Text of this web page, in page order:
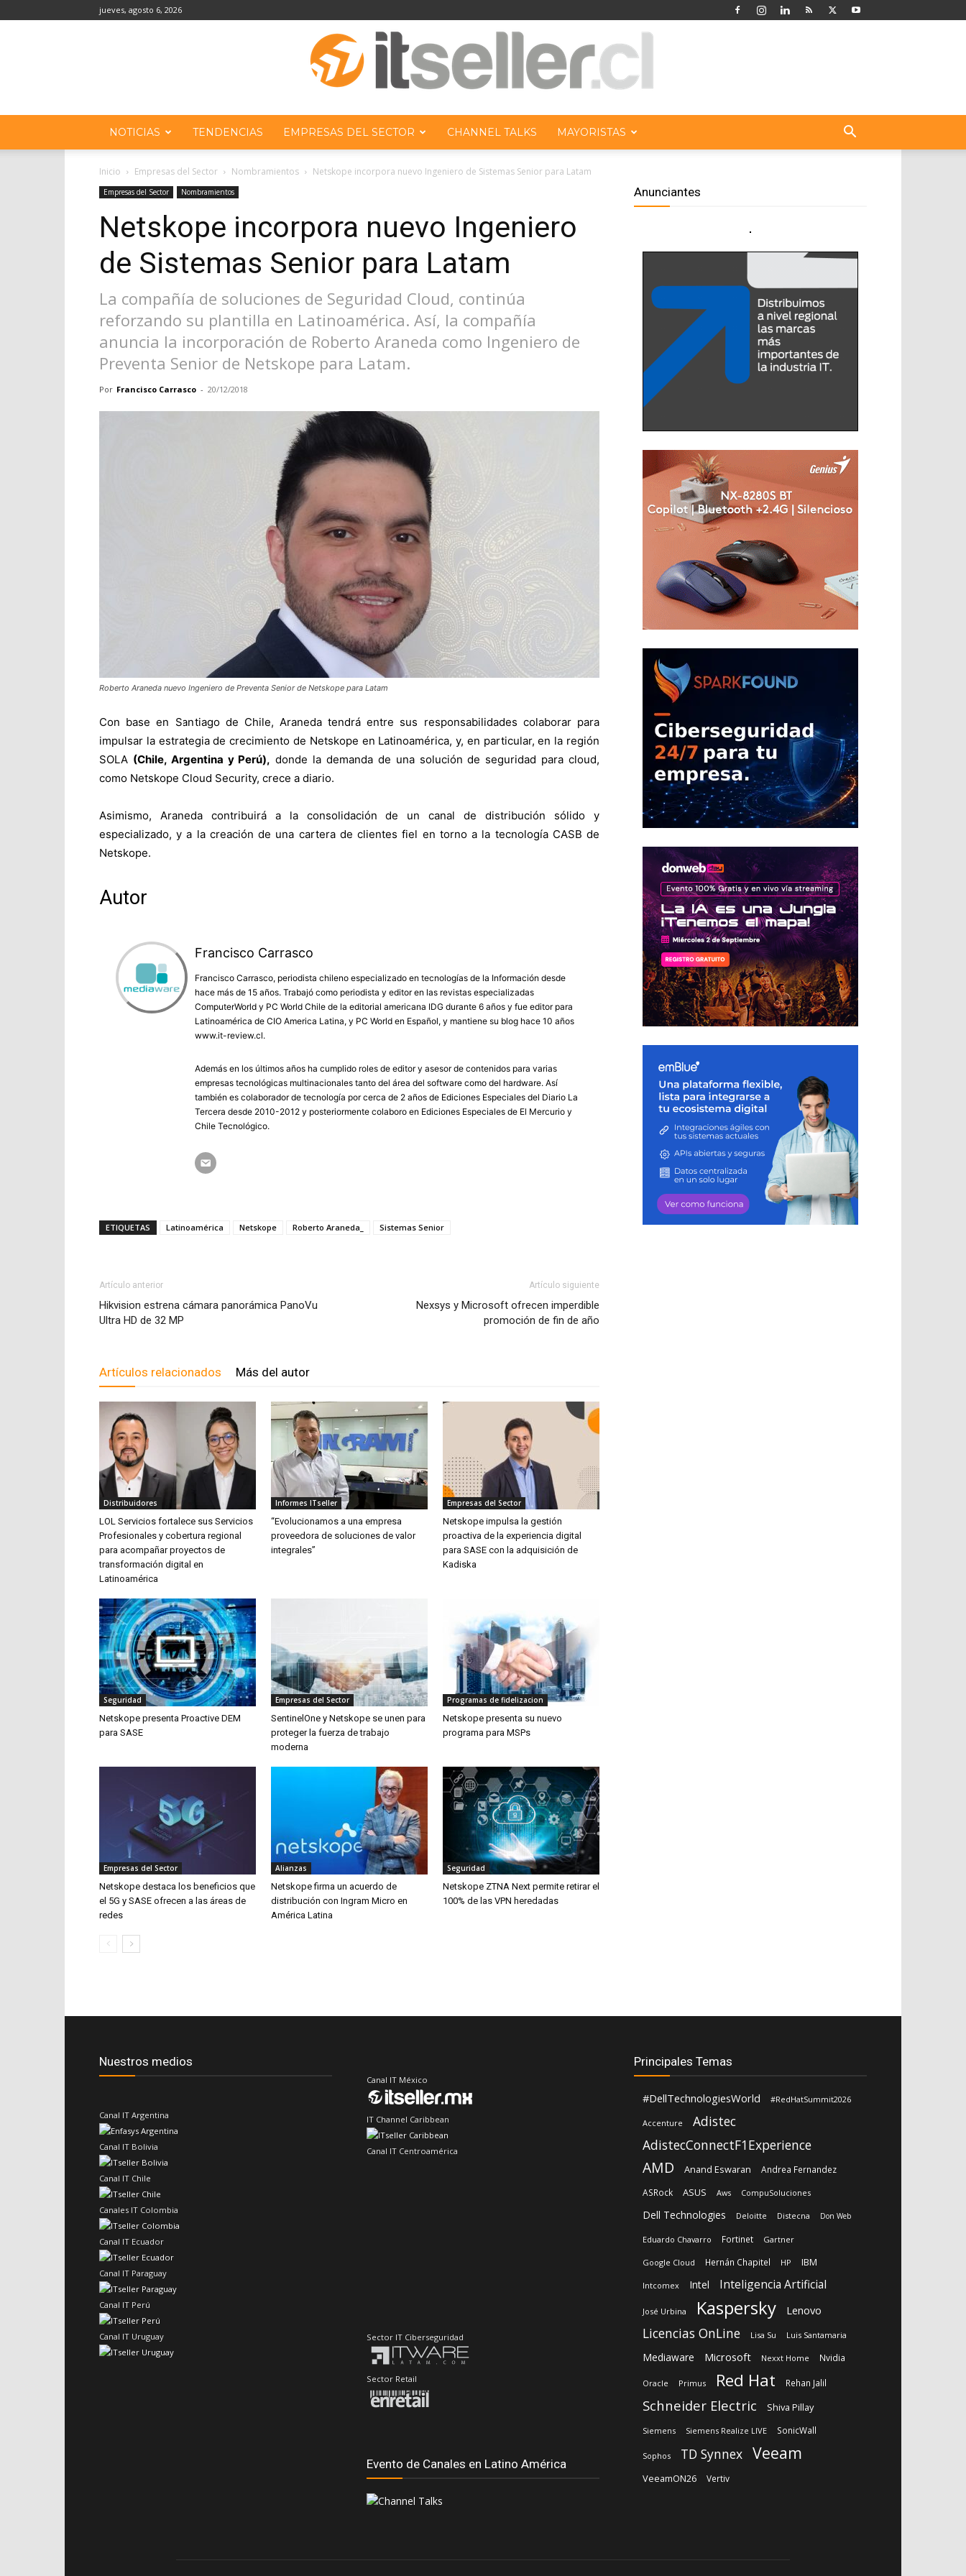
jueves, agosto 6, 2026
NOTICIAS TENDENCIAS EMPRESAS DEL SECTOR CHANNEL TALKS MAYORISTAS
Inicio Empresas del Sector Nombramientos Netskope incorpora nuevo Ingeniero de Sistemas Senior para Latam
Empresas del Sector Nombramientos
Netskope incorpora nuevo Ingeniero
de Sistemas Senior para Latam
La compañía de soluciones de Seguridad Cloud, continúa
reforzando su plantilla en Latinoamérica. Así, la compañía
anuncia la incorporación de Roberto Araneda como Ingeniero de
Preventa Senior de Netskope para Latam.
Por Francisco Carrasco - 20/12/2018
Roberto Araneda nuevo Ingeniero de Preventa Senior de Netskope para Latam
Con base en Santiago de Chile, Araneda tendrá entre sus responsabilidades colaborar para
impulsar la estrategia de crecimiento de Netskope en Latinoamérica, y, en particular, en la región
SOLA (Chile, Argentina y Perú), donde la demanda de una solución de seguridad para cloud,
como Netskope Cloud Security, crece a diario.
Asimismo, Araneda contribuirá a la consolidación de un canal de distribución sólido y
especializado, y a la creación de una cartera de clientes fiel en torno a la tecnología CASB de
Netskope.
Autor
Francisco Carrasco
Francisco Carrasco, periodista chileno especializado en tecnologías de la Información desde
hace más de 15 años. Trabajó como periodista y editor en las revistas especializadas
ComputerWorld y PC World Chile de la editorial americana IDG durante 6 años y fue editor para
Latinoamérica de CIO America Latina, y PC World en Español, y mantiene su blog hace 10 años
www.it-review.cl.
Además en los últimos años ha cumplido roles de editor y asesor de contenidos para varias
empresas tecnológicas multinacionales tanto del área del software como del hardware. Así
también es colaborador de tecnología por cerca de 2 años de Ediciones Especiales del Diario La
Tercera desde 2010-2012 y posteriormente colaboro en Ediciones Especiales de El Mercurio y
Chile Tecnológico.
ETIQUETAS Latinoamérica Netskope Roberto Araneda_ Sistemas Senior
Artículo anterior
Hikvision estrena cámara panorámica PanoVu
Ultra HD de 32 MP
Artículo siguiente
Nexsys y Microsoft ofrecen imperdible
promoción de fin de año
Artículos relacionados Más del autor
Distribuidores
LOL Servicios fortalece sus Servicios
Profesionales y cobertura regional
para acompañar proyectos de
transformación digital en
Latinoamérica
Informes ITseller
“Evolucionamos a una empresa
proveedora de soluciones de valor
integrales”
Empresas del Sector
Netskope impulsa la gestión
proactiva de la experiencia digital
para SASE con la adquisición de
Kadiska
Seguridad
Netskope presenta Proactive DEM
para SASE
Empresas del Sector
SentinelOne y Netskope se unen para
proteger la fuerza de trabajo
moderna
Programas de fidelizacion
Netskope presenta su nuevo
programa para MSPs
Empresas del Sector
Netskope destaca los beneficios que
el 5G y SASE ofrecen a las áreas de
redes
Alianzas
Netskope firma un acuerdo de
distribución con Ingram Micro en
América Latina
Seguridad
Netskope ZTNA Next permite retirar el
100% de las VPN heredadas
Anunciantes
Nuestros medios
Canal IT Argentina
Canal IT Bolivia
Canal IT Chile
Canales IT Colombia
Canal IT Ecuador
Canal IT Paraguay
Canal IT Perú
Canal IT Uruguay
Canal IT México
IT Channel Caribbean
Canal IT Centroamérica
Evento de Canales en Latino América
Principales Temas
#DellTechnologiesWorld #RedHatSummit2026
Accenture
Adistec
AdistecConnectF1Experience
AMD Anand Eswaran
Andrea Fernandez
ASRock
ASUS Aws CompuSoluciones
Dell Technologies Deloitte Distecna Don Web
Eduardo Chavarro Fortinet Gartner
Google Cloud Hernán Chapitel HP IBM
Intcomex Intel Inteligencia Artificial
José Urbina Kaspersky Lenovo
Licencias OnLine Lisa Su Luis Santamaria
Mediaware Microsoft Nexxt Home Nvidia
Oracle Primus Red Hat Rehan Jalil
Schneider Electric Shiva Pillay
Siemens Siemens Realize LIVE SonicWall
Sophos TD Synnex Veeam
VeeamON26 Vertiv